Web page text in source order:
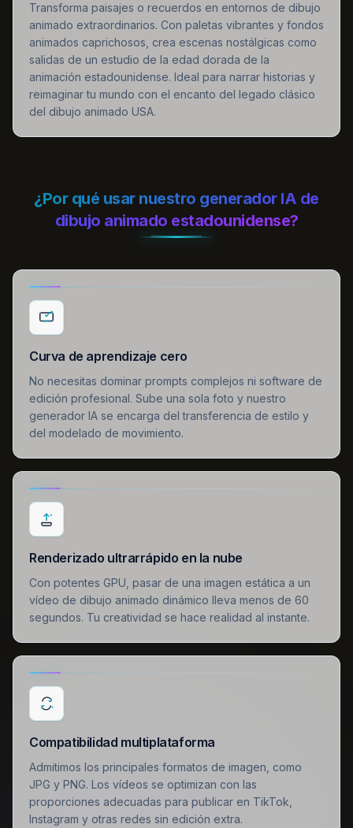
Transforma paisajes o recuerdos en entornos de dibujo
animado extraordinarios. Con paletas vibrantes y fondos
animados caprichosos, crea escenas nostálgicas como
salidas de un estudio de la edad dorada de la
animación estadounidense. Ideal para narrar historias y
reimaginar tu mundo con el encanto del legado clásico
del dibujo animado USA.
¿Por qué usar nuestro generador IA de
dibujo animado estadounidense?
Curva de aprendizaje cero
No necesitas dominar prompts complejos ni software de
edición profesional. Sube una sola foto y nuestro
generador IA se encarga del transferencia de estilo y
del modelado de movimiento.
Renderizado ultrarrápido en la nube
Con potentes GPU, pasar de una imagen estática a un
vídeo de dibujo animado dinámico lleva menos de 60
segundos. Tu creatividad se hace realidad al instante.
Compatibilidad multiplataforma
Admitimos los principales formatos de imagen, como
JPG y PNG. Los vídeos se optimizan con las
proporciones adecuadas para publicar en TikTok,
Instagram y otras redes sin edición extra.